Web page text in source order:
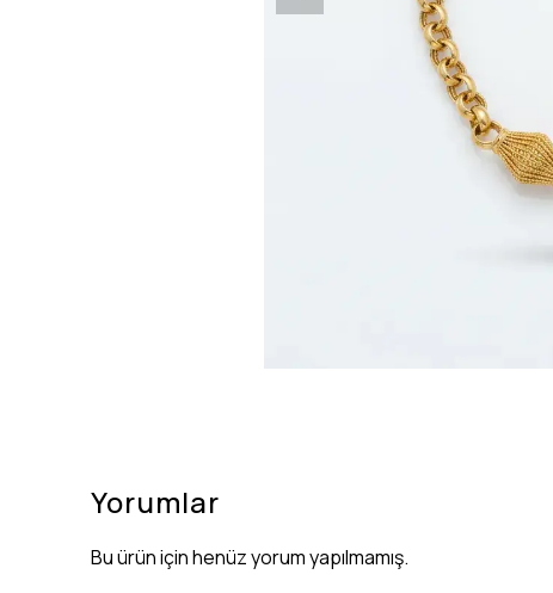
Yorumlar
Bu ürün için henüz yorum yapılmamış.